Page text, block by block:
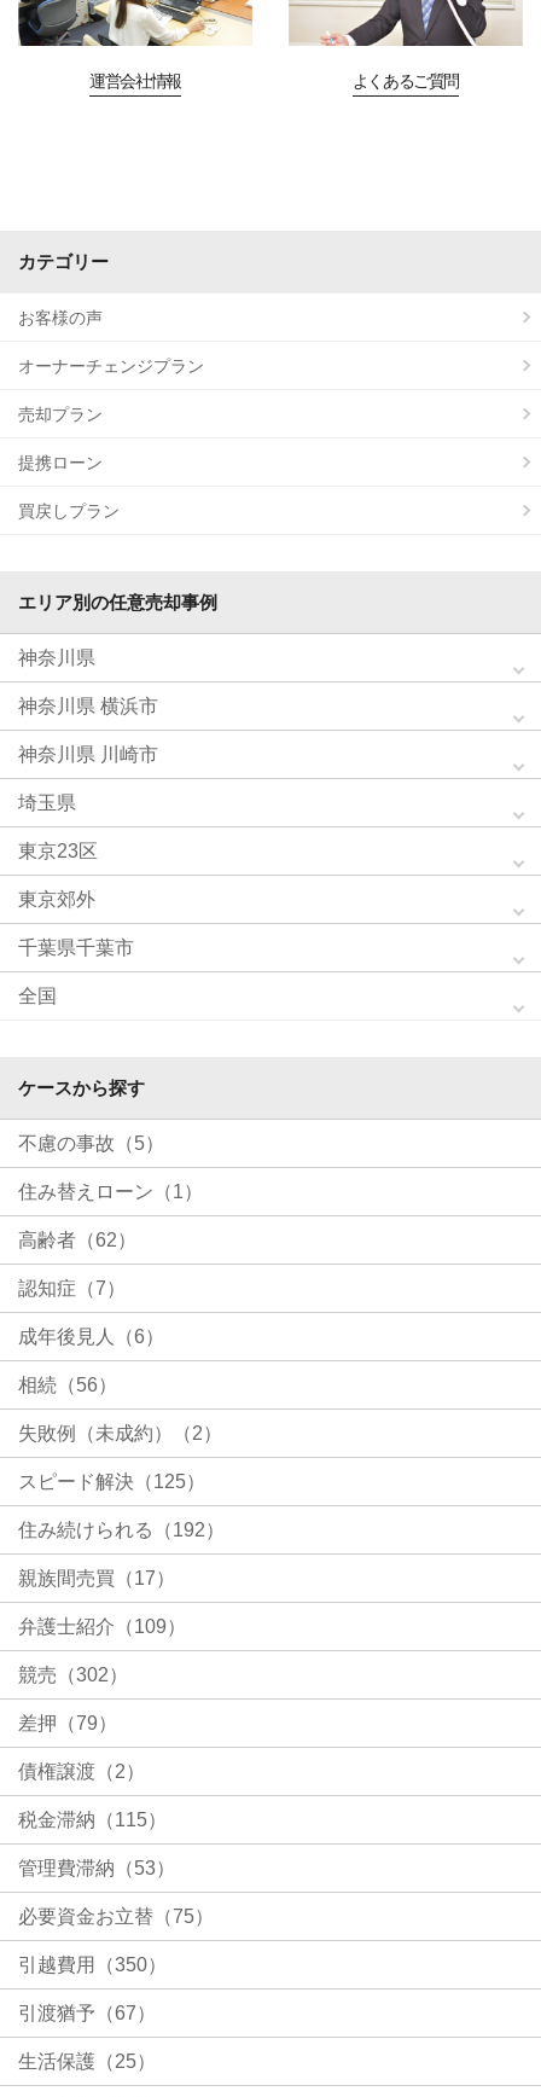
運営会社情報 よくあるご質問
カテゴリー
お客様の声
オーナーチェンジプラン
売却プラン
提携ローン
買戻しプラン
エリア別の任意売却事例
神奈川県
神奈川県 横浜市
神奈川県 川崎市
埼玉県
東京23区
東京郊外
千葉県千葉市
全国
ケースから探す
不慮の事故（5）
住み替えローン（1）
高齢者（62）
認知症（7）
成年後見人（6）
相続（56）
失敗例（未成約）（2）
スピード解決（125）
住み続けられる（192）
親族間売買（17）
弁護士紹介（109）
競売（302）
差押（79）
債権譲渡（2）
税金滞納（115）
管理費滞納（53）
必要資金お立替（75）
引越費用（350）
引渡猶予（67）
生活保護（25）